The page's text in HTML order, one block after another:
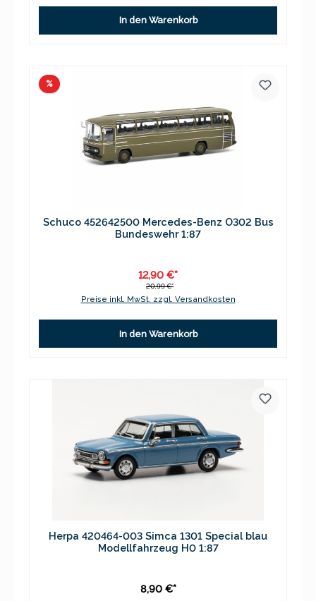
In den Warenkorb
%Rabatt
Schuco 452642500 Mercedes-Benz O302 Bus
Bundeswehr 1:87
12,90 €*
20,99 €*
Preise inkl. MwSt. zzgl. Versandkosten
In den Warenkorb
Herpa 420464-003 Simca 1301 Special blau
Modellfahrzeug H0 1:87
8,90 €*